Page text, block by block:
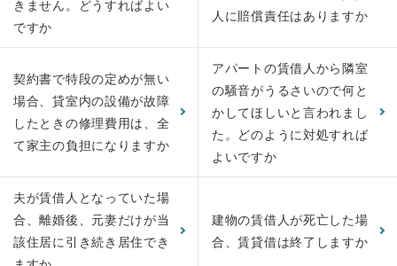
きません。どうすればよい
ですか
人に賠償責任はありますか
契約書で特段の定めが無い
場合、貸室内の設備が故障
したときの修理費用は、全
て家主の負担になりますか
アパートの賃借人から隣室
の騒音がうるさいので何と
かしてほしいと言われまし
た。どのように対処すれば
よいですか
夫が賃借人となっていた場
合、離婚後、元妻だけが当
該住居に引き続き居住でき
建物の賃借人が死亡した場
合、賃貸借は終了しますか